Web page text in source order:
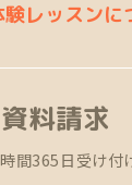
験レッスンに
資料請求
間365日受け付